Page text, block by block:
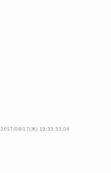
2017/08/17(木) 19:33:33.06